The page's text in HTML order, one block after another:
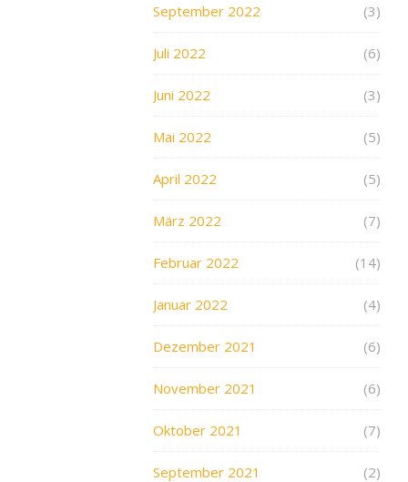
September 2022 (3)
Juli 2022 (6)
Juni 2022 (3)
Mai 2022 (5)
April 2022 (5)
März 2022 (7)
Februar 2022 (14)
Januar 2022 (4)
Dezember 2021 (6)
November 2021 (6)
Oktober 2021 (7)
September 2021 (2)